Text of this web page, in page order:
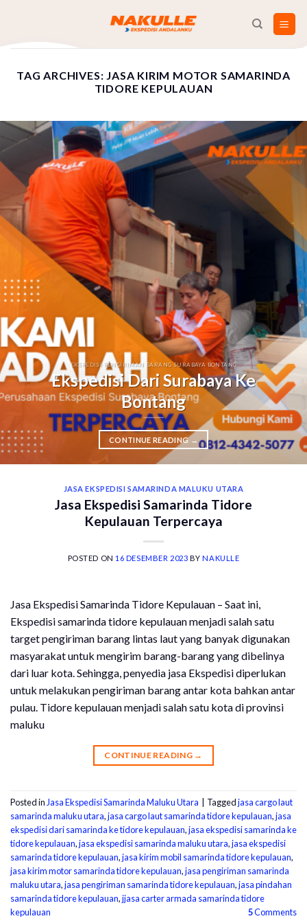
content
TAG ARCHIVES: JASA KIRIM MOTOR SAMARINDA
TIDORE KEPULAUAN
EKSPEDISI PENGIRIMAN BARANG SURABAYA BONTANG
Ekspedisi Dari Surabaya Ke
Bontang
CONTINUE READING →
JASA EKSPEDISI SAMARINDA MALUKU UTARA
Jasa Ekspedisi Samarinda Tidore
Kepulauan Terpercaya
POSTED ON 16 DESEMBER 2023 BYNAKULLE
Jasa Ekspedisi Samarinda Tidore Kepulauan – Saat ini,
Ekspedisi samarinda tidore kepulauan menjadi salah satu
target pengiriman barang lintas laut yang banyak digunakan
masyarakat untuk mengirim barang-barang yang dibelinya
dari luar kota. Sehingga, penyedia jasa Ekspedisi diperlukan
untuk melakukan pengiriman barang antar kota bahkan antar
pulau. Tidore kepulauan menjadi salah satu kota di provinsi
maluku
CONTINUE READING →
Posted in Jasa Ekspedisi Samarinda Maluku Utara Taggedjasa cargo laut
samarinda maluku utara,jasa cargo laut samarinda tidore kepulauan,jasa
ekspedisi dari samarinda ke tidore kepulauan,jasa ekspedisi samarinda ke
tidore kepulauan,jasa ekspedisi samarinda maluku utara,jasa ekspedisi
samarinda tidore kepulauan,jasa kirim mobil samarinda tidore kepulauan,
jasa kirim motor samarinda tidore kepulauan,jasa pengiriman samarinda
maluku utara,jasa pengiriman samarinda tidore kepulauan,jasa pindahan
samarinda tidore kepulauan,jjasa carter armada samarinda tidore
kepulauan
5Comments